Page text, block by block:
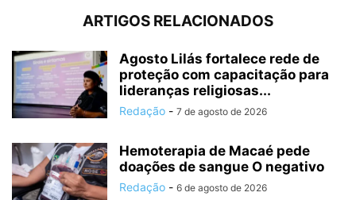
ARTIGOS RELACIONADOS
Agosto Lilás fortalece rede de
proteção com capacitação para
lideranças religiosas...
Redação - 7 de agosto de 2026
Hemoterapia de Macaé pede
doações de sangue O negativo
Redação - 6 de agosto de 2026